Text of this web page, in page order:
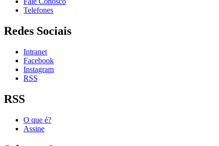
Telefones
Redes Sociais
Intranet
Facebook
Instagram
RSS
RSS
O que é?
Assine